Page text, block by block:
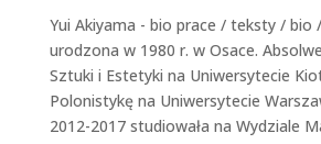
Yui Akiyama - bio prace / teksty / bio
urodzona w 1980 r. w Osace.
Sztuki i Estetyki na Uniwersytecie
Polonistykę na Uniwersytecie
2012-2017 studiowała na Wydziale